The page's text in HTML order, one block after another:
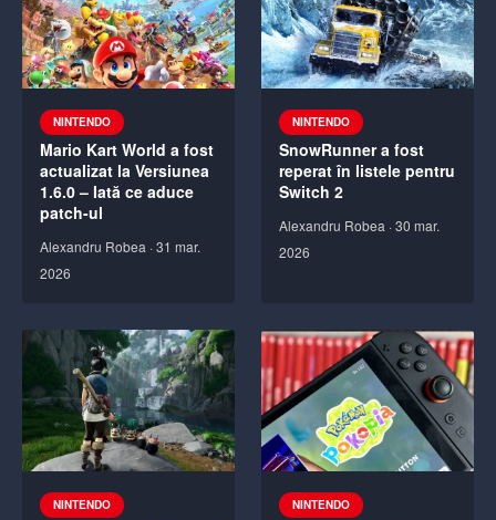
NINTENDO
Mario Kart World a fost
actualizat la Versiunea
1.6.0 – Iată ce aduce
patch-ul
Alexandru Robea ·31 mar.
2026
NINTENDO
SnowRunner a fost
reperat în listele pentru
Switch 2
Alexandru Robea ·30 mar.
2026
NINTENDO NINTENDO